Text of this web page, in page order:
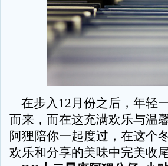
在步入12月份之后，年轻
而来，而在这充满欢乐与温
阿狸陪你一起度过，在这个
欢乐和分享的美味中完美收